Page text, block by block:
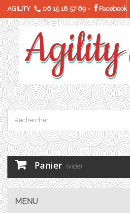
AGILITY 06 15 18 57 69 - Facebook
Panier (vide)
MENU